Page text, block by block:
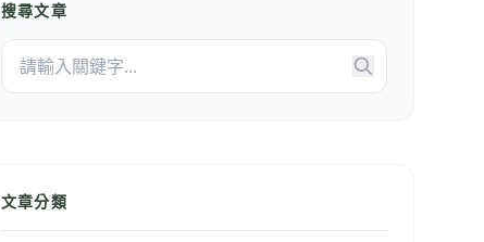
搜尋文章
文章分類